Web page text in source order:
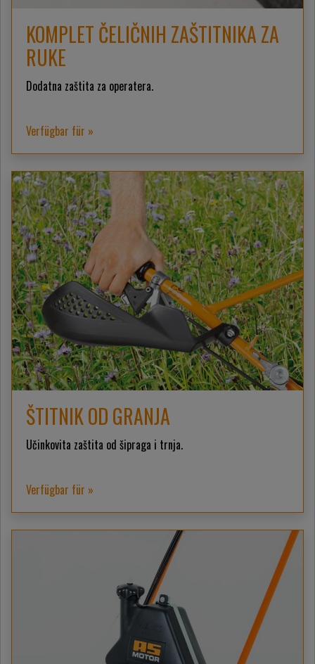
KOMPLET ČELIČNIH ZAŠTITNIKA ZA
RUKE
Dodatna zaštita za operatera.
Verfügbar für »
ŠTITNIK OD GRANJA
Učinkovita zaštita od šipraga i trnja.
Verfügbar für »